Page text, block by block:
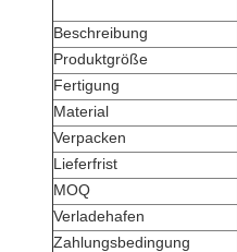
Beschreibung
Produktgröße
Fertigung
Material
Verpacken
Lieferfrist
MOQ
Verladehafen
Zahlungsbedingung